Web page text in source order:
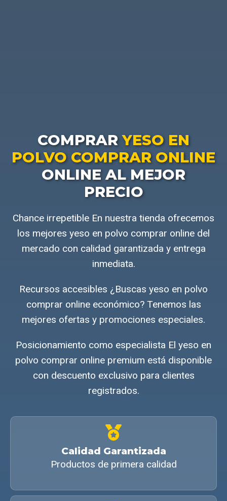
COMPRARYESO EN
POLVO COMPRAR ONLINE
ONLINE AL MEJOR
PRECIO
Chance irrepetible En nuestra tienda ofrecemos
los mejores yeso en polvo comprar online del
mercado con calidad garantizada y entrega
inmediata.
Recursos accesibles ¿Buscas yeso en polvo
comprar online económico? Tenemos las
mejores ofertas y promociones especiales.
Posicionamiento como especialista El yeso en
polvo comprar online premium está disponible
con descuento exclusivo para clientes
registrados.
Calidad Garantizada
Productos de primera calidad